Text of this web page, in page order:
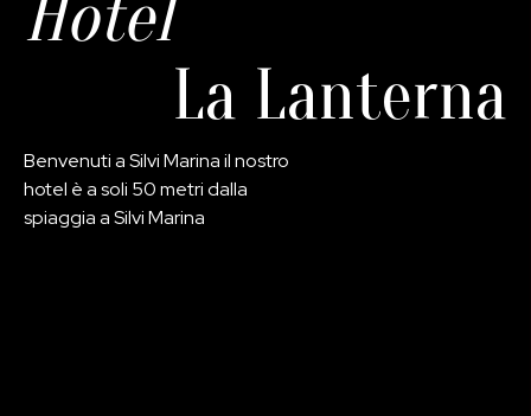
Hotel
La Lanterna
Benvenuti a Silvi Marina il nostro
hotel è a soli 50 metri dalla
spiaggia a Silvi Marina